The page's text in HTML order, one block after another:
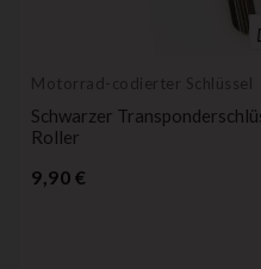
Motorrad-codierter Schlüssel
Schwarzer
Roller
9,90 €